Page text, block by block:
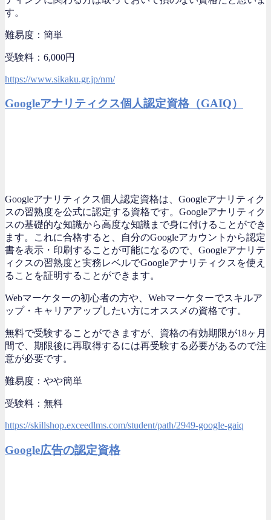
す。
難易度：簡単
受験料：6,000円
https://www.sikaku.gr.jp/nm/
Googleアナリティクス個人認定資格（GAIQ）
Googleアナリティクス個人認定資格は、Googleアナリティク
スの習熟度を公式に認定する資格です。Googleアナリティク
スの基礎的な知識から高度な知識まで身に付けることができ
ます。これに合格すると、自分のGoogleアカウントから認定
書を表示・印刷することが可能になるので、Googleアナリテ
ィクスの習熟度と実務レベルでGoogleアナリティクスを使え
ることを証明することができます。
Webマーケターの初心者の方や、Webマーケターでスキルア
ップ・キャリアアップしたい方にオススメの資格です。
無料で受験することができますが、資格の有効期限が18ヶ月
間で、期限後に再取得するには再受験する必要があるので注
意が必要です。
難易度：やや簡単
受験料：無料
https://skillshop.exceedlms.com/student/path/2949-google-gaiq
Google広告の認定資格